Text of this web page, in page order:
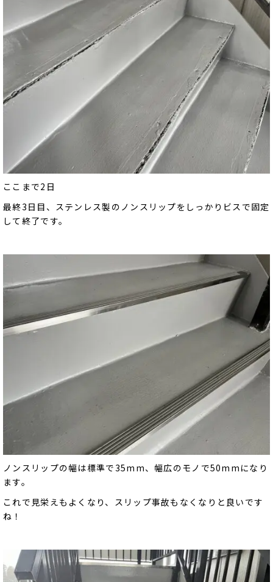
ここまで2日
最終3日目、ステンレス製のノンスリップをしっかりビスで固定
して終了です。
ノンスリップの幅は標準で35mm、幅広のモノで50mmになり
ます。
これで見栄えもよくなり、スリップ事故もなくなりと良いです
ね！